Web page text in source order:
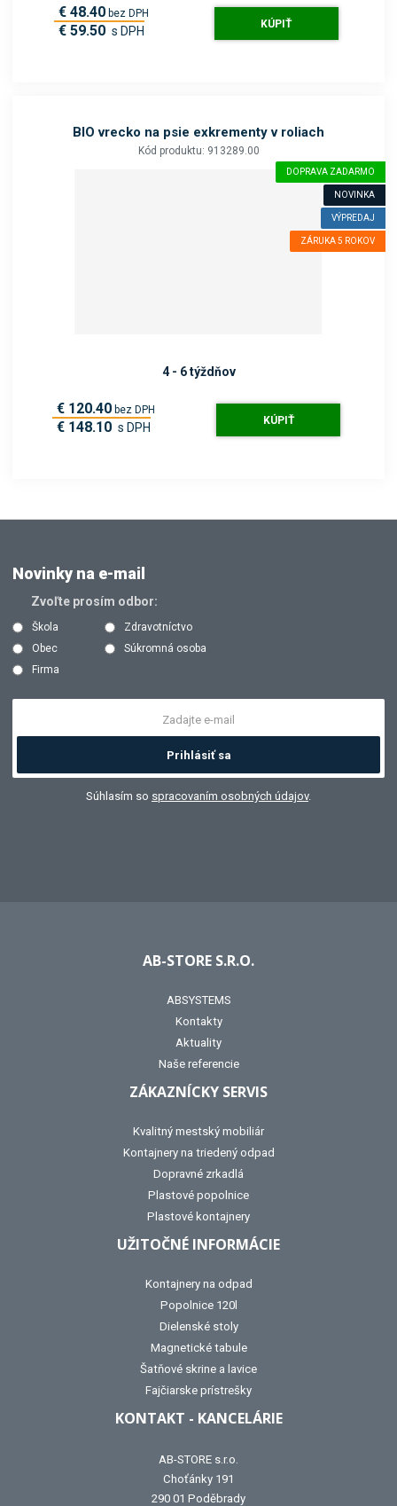
€ 48.40 bez DPH
€ 59.50 s DPH KÚPIŤ
BIO vrecko na psie exkrementy v roliach
Kód produktu: 913289.00
DOPRAVA ZADARMO
NOVINKA
VÝPREDAJ
ZÁRUKA 5 ROKOV
4 - 6 týždňov
€ 120.40 bez DPH
€ 148.10 s DPH KÚPIŤ
Novinky na e-mail
Zvoľte prosím odbor:
Škola
Zdravotníctvo
Obec
Súkromná osoba
Firma
Prihlásiť sa
Súhlasím so spracovaním osobných údajov.
AB-STORE S.R.O.
ABSYSTEMS
Kontakty
Aktuality
Naše referencie
ZÁKAZNÍCKY SERVIS
Kvalitný mestský mobiliár
Kontajnery na triedený odpad
Dopravné zrkadlá
Plastové popolnice
Plastové kontajnery
UŽITOČNÉ INFORMÁCIE
Kontajnery na odpad
Popolnice 120l
Dielenské stoly
Magnetické tabule
Šatňové skrine a lavice
Fajčiarske prístrešky
KONTAKT - KANCELÁRIE
AB-STORE s.r.o.
Choťánky 191
290 01 Poděbrady